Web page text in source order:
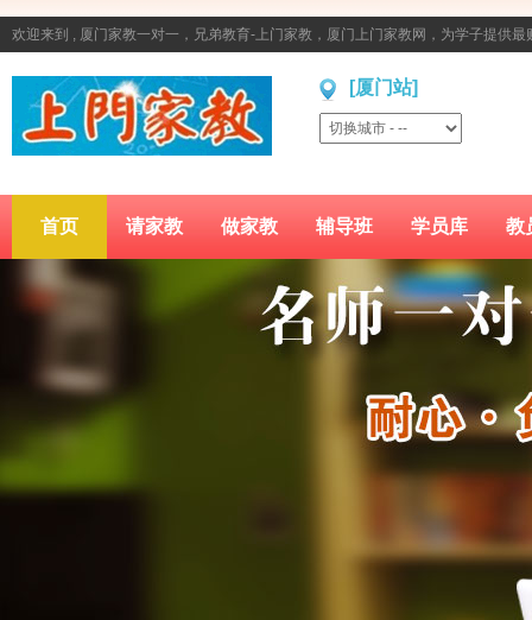
欢迎来到 , 厦门家教一对一，兄弟教育-上门家教，厦门上门家教网，为学子提供
[厦门站]
首页 请家教 做家教 辅导班 学员库 教